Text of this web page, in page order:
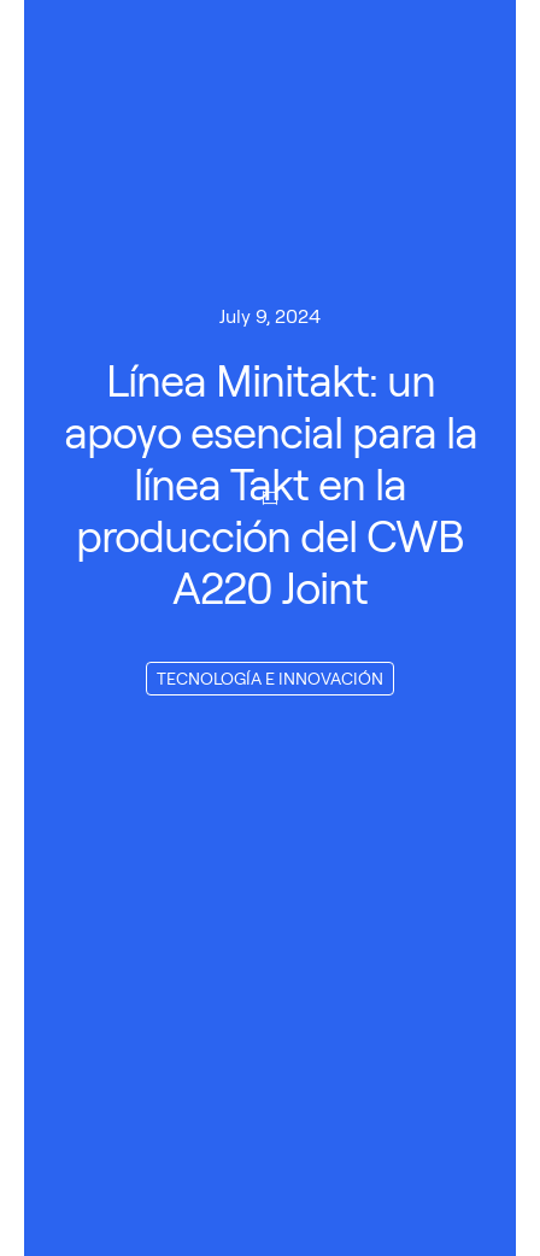
July 9, 2024
Línea Minitakt: un
apoyo esencial para la
línea Takt en la
producción del CWB
A220 Joint
TECNOLOGÍA E INNOVACIÓN